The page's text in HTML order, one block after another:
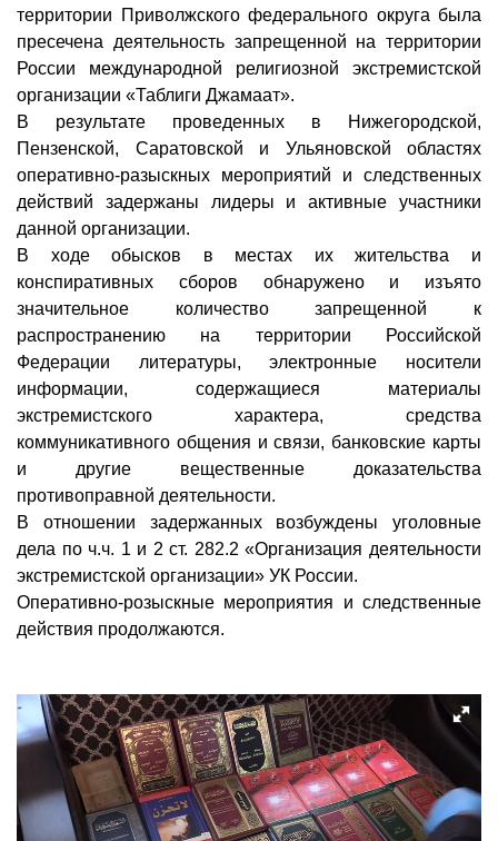
территории Приволжского федерального округа была
пресечена деятельность запрещенной на территории
России международной религиозной экстремистской
организации «Таблиги Джамаат».
В результате проведенных в Нижегородской,
Пензенской, Саратовской и Ульяновской областях
оперативно-разыскных мероприятий и следственных
действий задержаны лидеры и активные участники
данной организации.
В ходе обысков в местах их жительства и
конспиративных сборов обнаружено и изъято
значительное количество запрещенной к
распространению на территории Российской
Федерации литературы, электронные носители
информации, содержащиеся материалы
экстремистского характера, средства
коммуникативного общения и связи, банковские карты
и другие вещественные доказательства
противоправной деятельности.
В отношении задержанных возбуждены уголовные
дела по ч.ч. 1 и 2 ст. 282.2 «Организация деятельности
экстремистской организации» УК России.
Оперативно-розыскные мероприятия и следственные
действия продолжаются.